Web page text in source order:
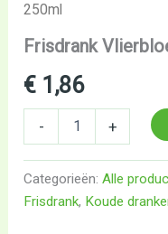
250ml
Frisdrank
€ 1,86
- +
Categorieën:Alle
Frisdrank, Koude